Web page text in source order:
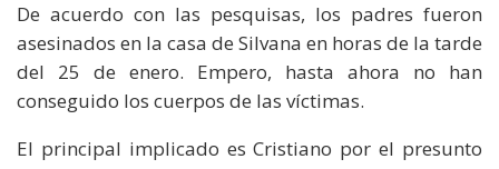
De acuerdo con las pesquisas, los padres fueron
asesinados en la casa de Silvana en horas de la tarde
del 25 de enero. Empero, hasta ahora no han
conseguido los cuerpos de las víctimas.
El principal implicado es Cristiano por el presunto